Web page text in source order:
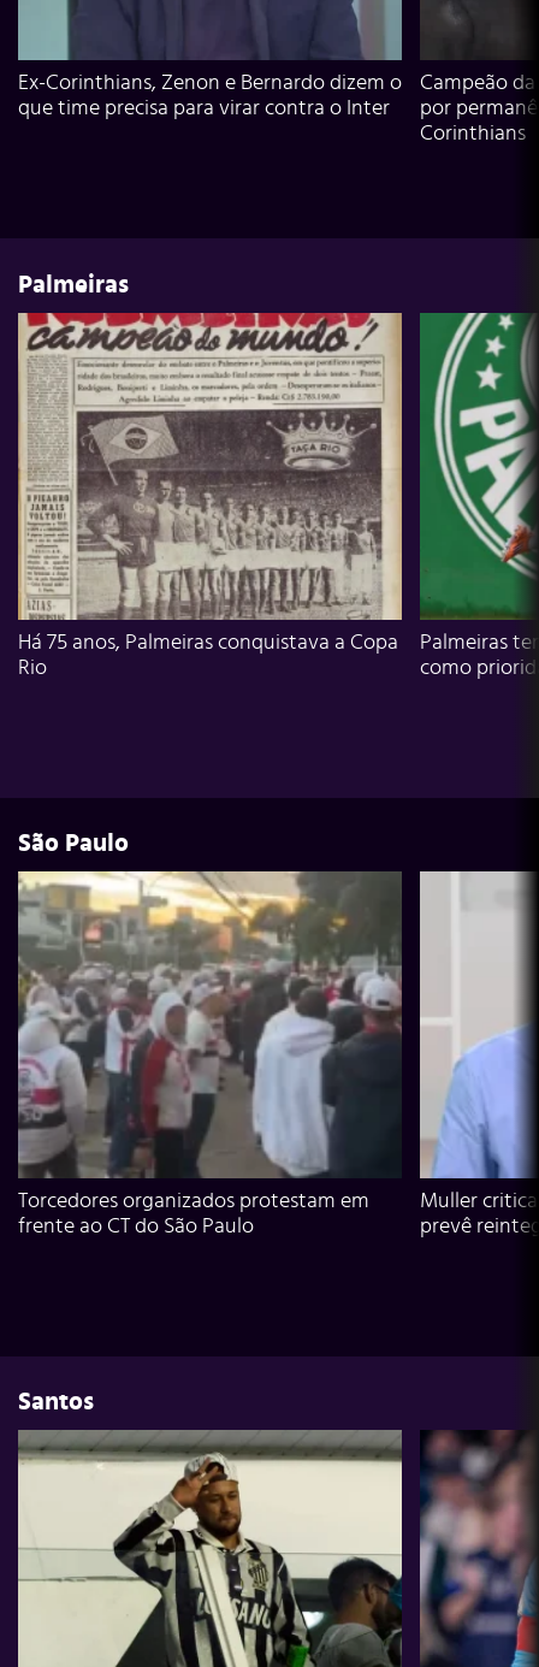
Ex-Corinthians, Zenon e Bernardo dizem o
que time precisa para virar contra o Inter
Campeão
por
Corinthians
Palmeiras
Há 75 anos, Palmeiras conquistava a Copa
Rio
Palmeiras
como
São Paulo
Torcedores organizados protestam em
frente ao CT do São Paulo
Muller
prevê
Santos